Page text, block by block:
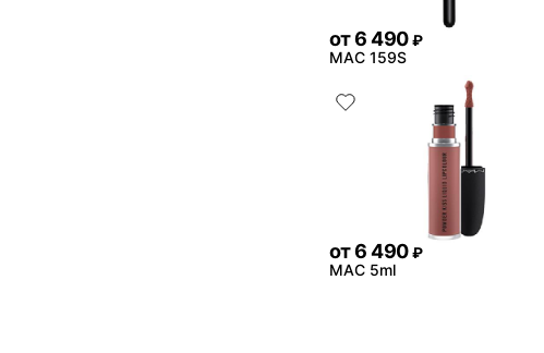
от6 490 ₽
MAC 159S
от6 490 ₽
MAC 5ml